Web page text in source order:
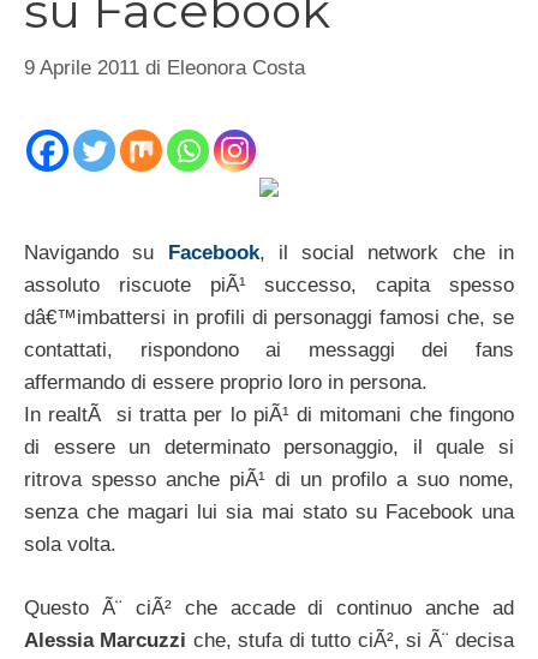
9 Aprile 2011 di Eleonora Costa
Navigando su Facebook, il social network che in
assoluto riscuote piÃ¹ successo, capita spesso
dâ€™imbattersi in profili di personaggi famosi che, se
contattati, rispondono ai messaggi dei fans
affermando di essere proprio loro in persona.
In realtÃ si tratta per lo piÃ¹ di mitomani che fingono
di essere un determinato personaggio, il quale si
ritrova spesso anche piÃ¹ di un profilo a suo nome,
senza che magari lui sia mai stato su Facebook una
sola volta.
Questo Ã¨ ciÃ² che accade di continuo anche ad
Alessia Marcuzzi che, stufa di tutto ciÃ², si Ã¨ decisa